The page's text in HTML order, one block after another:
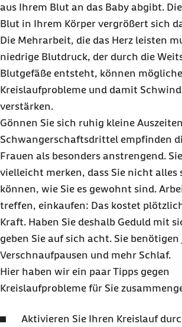
aus Ihrem Blut an das Baby abgibt.
Blut in Ihrem Körper vergrößert sich
Die Mehrarbeit, die das Herz leisten
niedrige Blutdruck, der durch die
Blutgefäße entsteht, können mögliche
Kreislaufprobleme und damit
verstärken.
Gönnen Sie sich ruhig kleine
Schwangerschaftsdrittel empfinden
Frauen als besonders anstrengend.
vielleicht merken, dass Sie nicht alles
können, wie Sie es gewohnt sind.
treffen, einkaufen: Das kostet
Kraft. Haben Sie deshalb Geduld mit
geben Sie auf sich acht. Sie
Verschnaufpausen und mehr Schlaf.
Hier haben wir ein paar Tipps gegen
Kreislaufprobleme für Sie
Aktivieren Sie Ihren Kreislauf